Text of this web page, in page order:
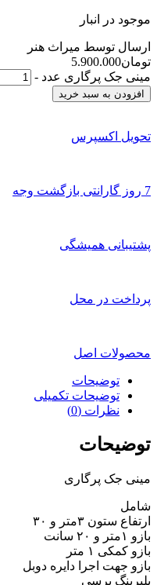
موجود در انبار
ارسال توسط میراث هنر
تومان5.900.000
مینی جک پرگاری عدد -
افزودن به سبد خرید
تحویل اکسپرس
7 روز گارانتی بازگشت وجه
پشتیبانی همیشگی
پرداخت در محل
محصولات اصل
توضیحات
توضیحات تکمیلی
نظرات (0)
توضیحات
مینی جک پرگاری
شامل
ارتفاع ستون ۳متر و ۳۰
بازو ۱متر و ۲۰ سانت
بازو کمکی ۱ متر
بازو جهت اجرا دایره دوبل
بلبرینگ پرسی